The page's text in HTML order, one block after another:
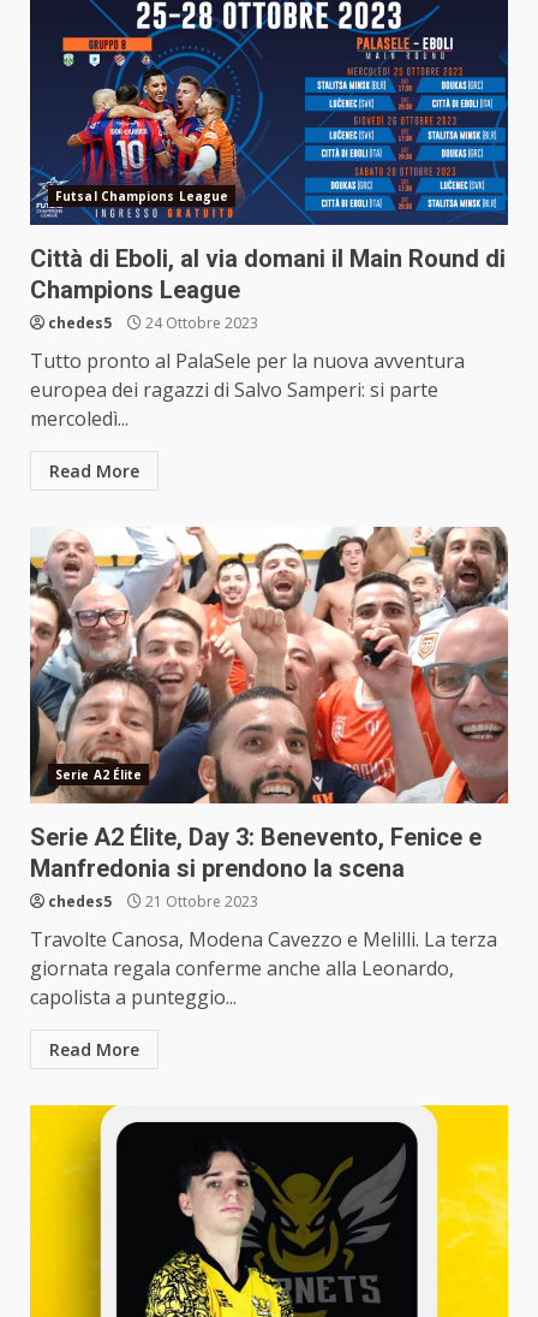
Futsal Champions League
Città di Eboli, al via domani il Main Round di
Champions League
chedes5 24 Ottobre 2023
Tutto pronto al PalaSele per la nuova avventura
europea dei ragazzi di Salvo Samperi: si parte
mercoledì...
Read More
Serie A2 Élite
Serie A2 Élite, Day 3: Benevento, Fenice e
Manfredonia si prendono la scena
chedes5 21 Ottobre 2023
Travolte Canosa, Modena Cavezzo e Melilli. La terza
giornata regala conferme anche alla Leonardo,
capolista a punteggio...
Read More